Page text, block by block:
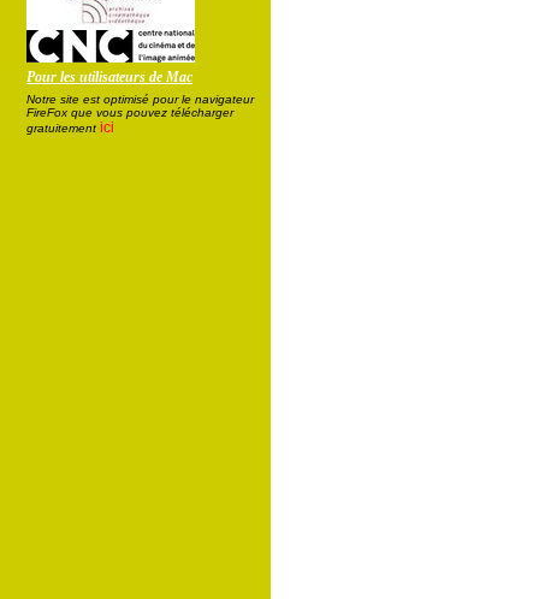
Pour les utilisateurs de Mac
Notre site est optimisé pour le navigateur
FireFox que vous pouvez télécharger
gratuitement ici